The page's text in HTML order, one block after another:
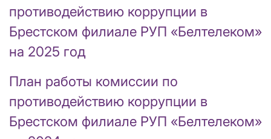
противодействию коррупции в
Брестском филиале РУП «Белтелеком»
на 2025 год
План работы комиссии по
противодействию коррупции в
Брестском филиале РУП «Белтелеком»